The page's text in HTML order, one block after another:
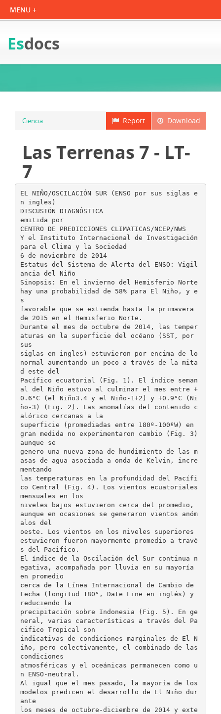
Esdocs
Download
Report
Ciencia
Las Terrenas 7 - LT-
7
EL NIÑO/OSCILACIÓN SUR (ENSO por sus siglas e
n ingles)
DISCUSIÓN DIAGNÓSTICA
emitida por
CENTRO DE PREDICCIONES CLIMATICAS/NCEP/NWS
Y el Instituto Internacional de Investigación
para el Clima y la Sociedad
6 de noviembre de 2014
Estatus del Sistema de Alerta del ENSO: Vigil
ancia del Niño
Sinopsis: En el invierno del Hemisferio Norte
hay una probabilidad de 58% para El Niño, y e
s
favorable que se extienda hasta la primavera
de 2015 en el Hemisferio Norte.
Durante el mes de octubre de 2014, las temper
aturas en la superficie del océano (SST, por
sus
siglas en ingles) estuvieron por encima de lo
normal aumentando un poco a través de la mita
d este del
Pacífico ecuatorial (Fig. 1). El índice seman
al del Niño estuvo al culminar el mes entre +
0.6°C (el Niño3.4 y el Niño-1+2) y +0.9°C (Ni
ño-3) (Fig. 2). Las anomalías del contenido c
alórico cercanas a la
superficie (promediadas entre 180º-100ºW) en
gran medida no experimentaron cambio (Fig. 3)
aunque se
genero una nueva zona de hundimiento de las m
asas de agua asociada a onda de Kelvin, incre
mentando
las temperaturas en la profundidad del Pacífi
co Central (Fig. 4). Los vientos ecuatoriales
mensuales en los
niveles bajos estuvieron cerca del promedio,
aunque en ocasiones se generaron vientos anóm
alos del
oeste. Los vientos en los niveles superiores
estuvieron fueron mayormente promedio a travé
s del Pacifico.
El índice de la Oscilación del Sur continua n
egativa, acompañada por lluvia en su mayoría
en promedio
cerca de la Línea Internacional de Cambio de
Fecha (longitud 180°, Date Line en inglés) y
reduciendo la
precipitación sobre Indonesia (Fig. 5). En ge
neral, varias características a través del Pa
cifico Tropical son
indicativas de condiciones marginales de El N
iño, pero colectivamente, el combinado de las
condiciones
atmosféricas y el oceánicas permanecen como u
n ENSO-neutral.
Al igual que el mes pasado, la mayoría de los
modelos predicen el desarrollo de El Niño dur
ante
los meses de octubre-diciembre de 2014 y exte